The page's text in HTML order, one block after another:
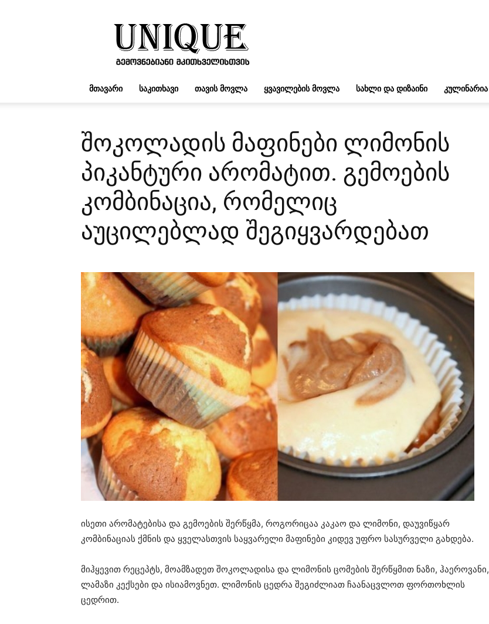
UNIQUE.GE
ᲛᲗᲐᲕᲐᲠᲘ ᲡᲐᲙᲘᲗᲮᲐᲕᲘ ᲗᲐᲕᲘᲡ ᲛᲝᲕᲚᲐ ᲧᲕᲐᲕᲘᲚᲔᲑᲘᲡ ᲛᲝᲕᲚᲐ ᲡᲐᲮᲚᲘ ᲓᲐ ᲓᲘᲖᲐᲘᲜᲘ ᲙᲣᲚᲘᲜᲐᲠᲘᲐ
შოკოლადის მაფინები ლიმონის
პიკანტური არომატით. გემოების
კომბინაცია, რომელიც
აუცილებლად შეგიყვარდებათ
ისეთი არომატებისა და გემოების შერწყმა, როგორიცაა კაკაო და ლიმონი, დაუვიწყარ
კომბინაციას ქმნის და ყველასთვის საყვარელი მაფინები კიდევ უფრო სასურველი გახდება.
მიჰყევით რეცეპტს, მოამზადეთ შოკოლადისა და ლიმონის ცომების შერწყმით ნაზი, ჰაეროვანი,
ლამაზი კექსები და ისიამოვნეთ. ლიმონის ცედრა შეგიძლიათ ჩაანაცვლოთ ფორთოხლის
ცედრით.